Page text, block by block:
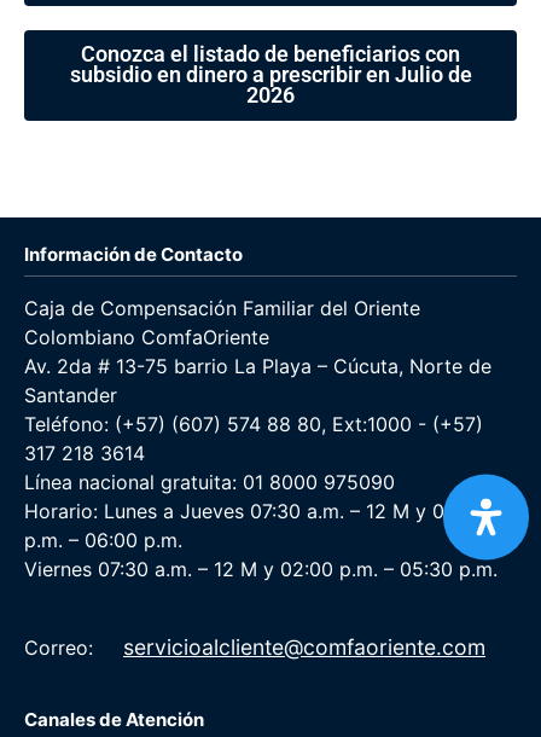
Conozca el listado de beneficiarios con
subsidio en dinero a prescribir en Julio de
2026
Información de Contacto
Caja de Compensación Familiar del Oriente
Colombiano ComfaOriente
Av. 2da # 13-75 barrio La Playa – Cúcuta, Norte de
Santander
Teléfono: (+57) (607) 574 88 80, Ext:1000 - (+57)
317 218 3614
Línea nacional gratuita: 01 8000 975090
Horario: Lunes a Jueves 07:30 a.m. – 12 M y 02:00
p.m. – 06:00 p.m.
Viernes 07:30 a.m. – 12 M y 02:00 p.m. – 05:30 p.m.
Correo: servicioalcliente@comfaoriente.com
Canales de Atención